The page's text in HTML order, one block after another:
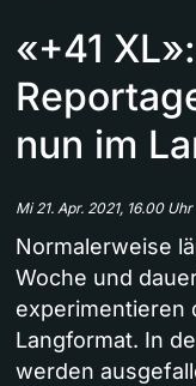
«+41
nun im
Mi 21. Apr. 2021, 16.00 Uhr
Normalerweise
Woche und
experimentieren
Langformat. In
werden